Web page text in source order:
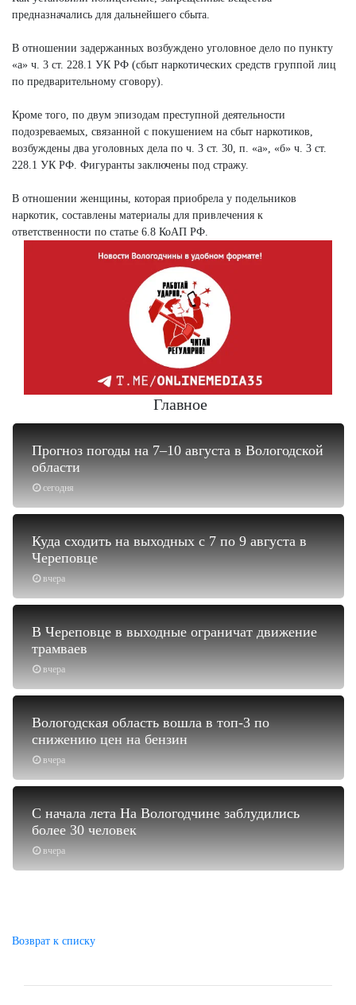
предназначались для дальнейшего сбыта.
В отношении задержанных возбуждено уголовное дело по пункту
«а» ч. 3 ст. 228.1 УК РФ (сбыт наркотических средств группой лиц
по предварительному сговору).
Кроме того, по двум эпизодам преступной деятельности
подозреваемых, связанной с покушением на сбыт наркотиков,
возбуждены два уголовных дела по ч. 3 ст. 30, п. «а», «б» ч. 3 ст.
228.1 УК РФ. Фигуранты заключены под стражу.
В отношении женщины, которая приобрела у подельников
наркотик, составлены материалы для привлечения к
ответственности по статье 6.8 КоАП РФ.
Главное
сегодня
Прогноз погоды на 7–10 августа в Вологодской
области
вчера
Куда сходить на выходных с 7 по 9 августа в
Череповце
вчера
В Череповце в выходные ограничат движение
трамваев
вчера
Вологодская область вошла в топ-3 по
снижению цен на бензин
вчера
С начала лета На Вологодчине заблудились
более 30 человек
Возврат к списку